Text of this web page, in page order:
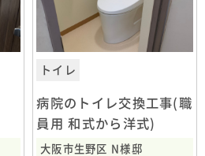
トイレ
病院のトイレ交換工事(職
員用 和式から洋式)
大阪市生野区 N様邸